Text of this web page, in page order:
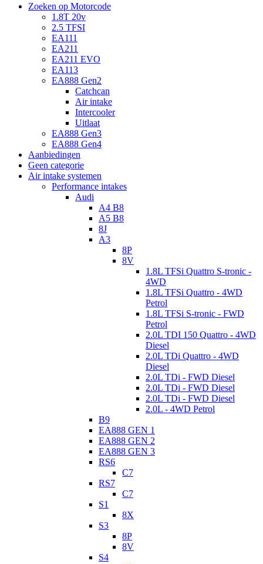
Zoeken op Motorcode
1.8T 20v
2.5 TFSI
EA111
EA211
EA211 EVO
EA113
EA888 Gen2
Catchcan
Air intake
Intercooler
Uitlaat
EA888 Gen3
EA888 Gen4
Aanbiedingen
Geen categorie
Air intake systemen
Performance intakes
Audi
A4 B8
A5 B8
8J
A3
8P
8V
1.8L TFSi Quattro S-tronic -
4WD
1.8L TFSi Quattro - 4WD
Petrol
1.8L TFSi S-tronic - FWD
Petrol
2.0L TDI 150 Quattro - 4WD
Diesel
2.0L TDi Quattro - 4WD
Diesel
2.0L TDi - FWD Diesel
2.0L TDi - FWD Diesel
2.0L TDi - FWD Diesel
2.0L - 4WD Petrol
B9
EA888 GEN 1
EA888 GEN 2
EA888 GEN 3
RS6
C7
RS7
C7
S1
8X
S3
8P
8V
S4